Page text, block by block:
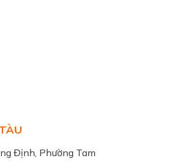
Định, Phường Tam